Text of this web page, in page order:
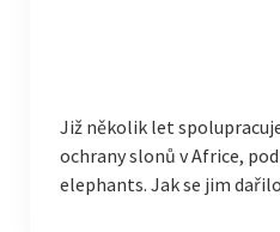
Již několik let
ochrany slonů v Africe,
elephants. Jak se jim